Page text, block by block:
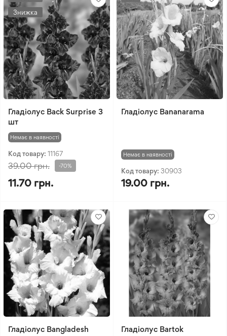
Знижка
Гладіолус Back Surprise 3
шт
Немає в наявності
Код товару: 11167
39.00 грн. -70%
11.70 грн.
Гладіолус Bananarama
Немає в наявності
Код товару: 30903
19.00 грн.
Гладіолус Bangladesh Гладіолус Bartok